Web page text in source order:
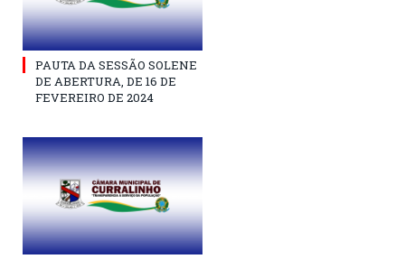
PAUTA DA SESSÃO SOLENE
DE ABERTURA, DE 16 DE
FEVEREIRO DE 2024